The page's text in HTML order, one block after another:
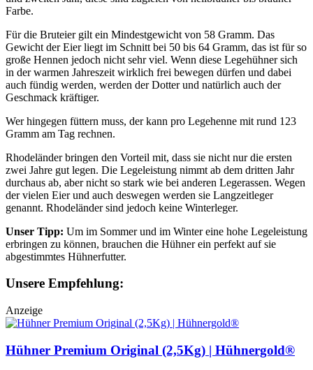
Farbe.
Für die Bruteier gilt ein Mindestgewicht von 58 Gramm. Das
Gewicht der Eier liegt im Schnitt bei 50 bis 64 Gramm, das ist für so
große Hennen jedoch nicht sehr viel. Wenn diese Legehühner sich
in der warmen Jahreszeit wirklich frei bewegen dürfen und dabei
auch fündig werden, werden der Dotter und natürlich auch der
Geschmack kräftiger.
Wer hingegen füttern muss, der kann pro Legehenne mit rund 123
Gramm am Tag rechnen.
Rhodeländer bringen den Vorteil mit, dass sie nicht nur die ersten
zwei Jahre gut legen. Die Legeleistung nimmt ab dem dritten Jahr
durchaus ab, aber nicht so stark wie bei anderen Legerassen. Wegen
der vielen Eier und auch deswegen werden sie Langzeitleger
genannt. Rhodeländer sind jedoch keine Winterleger.
Unser Tipp: Um im Sommer und im Winter eine hohe Legeleistung
erbringen zu können, brauchen die Hühner ein perfekt auf sie
abgestimmtes Hühnerfutter.
Unsere Empfehlung:
Anzeige
Hühner Premium Original (2,5Kg) | Hühnergold®